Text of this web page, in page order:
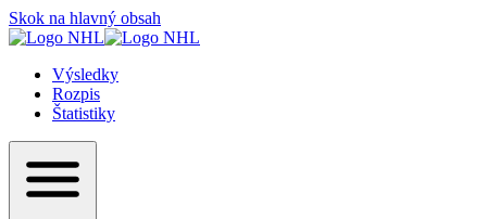
Skok na hlavný obsah
Výsledky
Rozpis
Štatistiky